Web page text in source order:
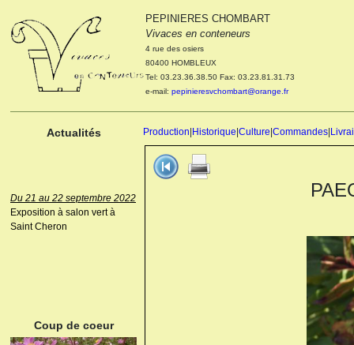
PEPINIERES CHOMBART
Vivaces en conteneurs
4 rue des osiers
80400 HOMBLEUX
Tel: 03.23.36.38.50 Fax: 03.23.81.31.73
e-mail: pepinieresvchombart@orange.fr
Actualités Production Historique Culture Commandes
Le 04 et 05 octobre 2022
Portes ouvertes de la
pépinière : Visite des
cultures, découverte des
nouveautés. Le rendez-vous
des passionnés Le mardi 04
Du 21 au 22 septembre 2022
Exposition à salon vert à
Saint Cheron
Coup de coeur